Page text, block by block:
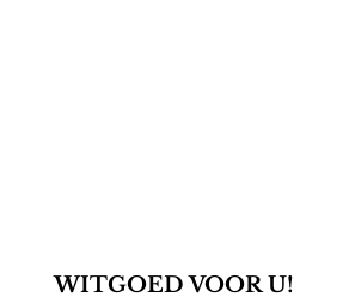
WITGOED VOOR U!